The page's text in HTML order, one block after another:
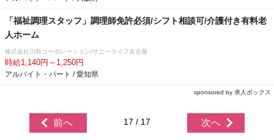
「福祉調理スタッフ」調理師免許必須/シフト相談可/介護付き有料老
人ホーム
株式会社川島コーポレーション/サニーライフ名古屋
時給1,140円～1,250円
アルバイト・パート / 愛知県
sponsored by 求人ボックス
前へ 17 / 17 次へ